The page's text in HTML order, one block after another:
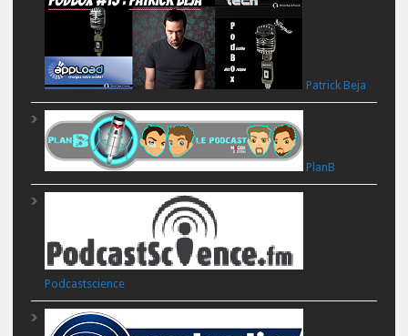
Patrick Beja
PlanB
Podcastscience